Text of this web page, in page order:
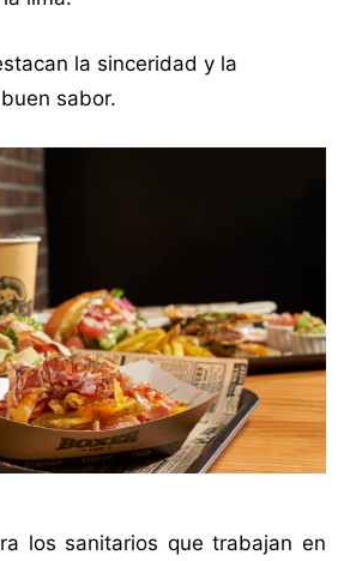
la sinceridad y la
sabor.
los sanitarios que trabajan en